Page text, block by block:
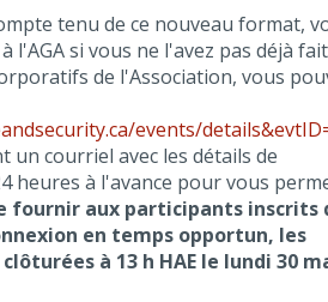
tenu de ce nouveau format,
l'AGA si vous ne l'avez pas déjà
de l'Association, vous
events/
un courriel avec les détails de
heures à l'avance pour vous
fournir aux participants inscrits
en temps opportun, les
à 13 h HAE le lundi 30